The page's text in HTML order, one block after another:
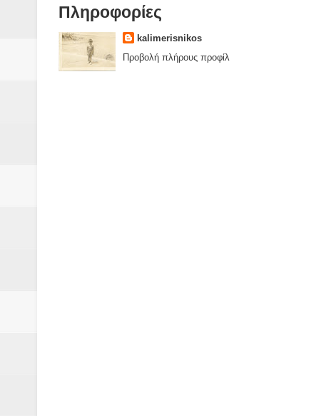
Πληροφορίες
kalimerisnikos
Προβολή πλήρους προφίλ